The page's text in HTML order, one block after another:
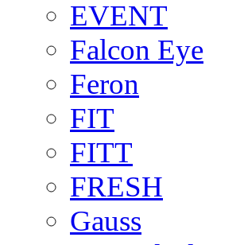
EVENT
Falcon Eye
Feron
FIT
FITT
FRESH
Gauss